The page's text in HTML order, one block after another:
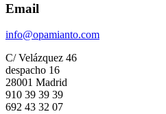
Email
info@opamianto.com
C/ Velázquez 46
despacho 16
28001 Madrid
910 39 39 39
692 43 32 07